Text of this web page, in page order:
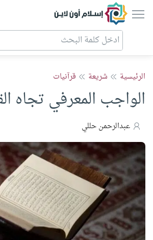
إسلام أون لاين
الرئيسية شريعة قرآنيات
الواجب المعرفي تجاه
عبدالرحمن حللي